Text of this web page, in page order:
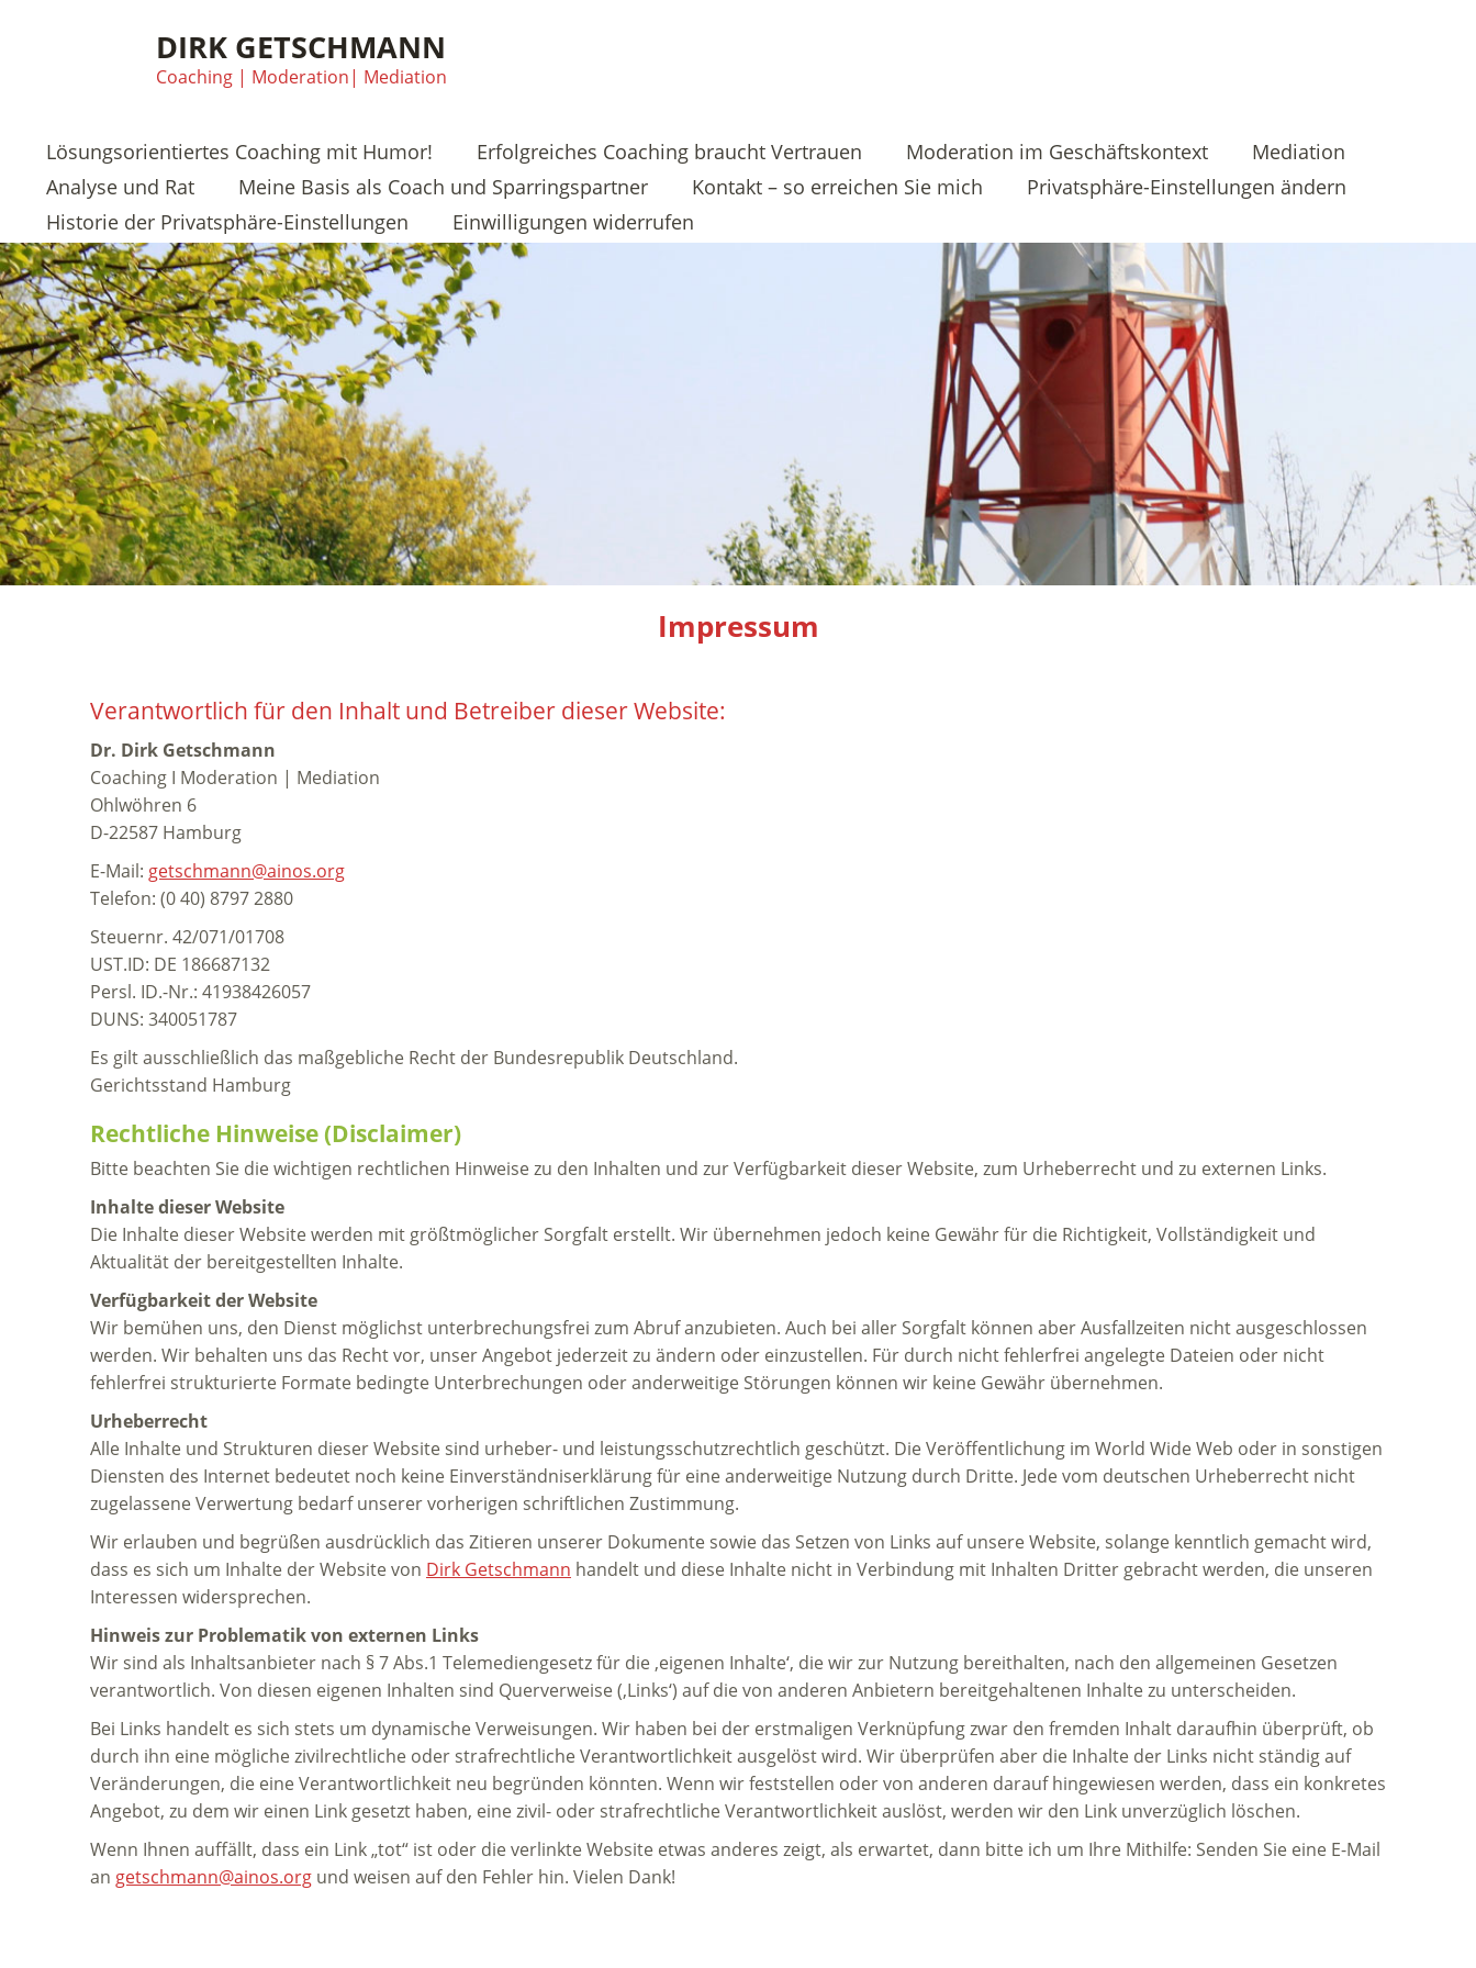
DIRK GETSCHMANN
Coaching | Moderation| Mediation
Lösungsorientiertes Coaching mit Humor! Erfolgreiches Coaching braucht Vertrauen Moderation im Geschäftskontext
Mediation
Analyse und Rat
Meine Basis als Coach und Sparringspartner Kontakt – so erreichen Sie mich
Privatsphäre-Einstellungen ändern
Historie der Privatsphäre-Einstellungen
Einwilligungen widerrufen
Impressum
Verantwortlich für den Inhalt und Betreiber dieser Website:
Dr. Dirk Getschmann
Coaching I Moderation | Mediation
Ohlwöhren 6
D-22587 Hamburg
E-Mail: getschmann@ainos.org
Telefon: (0 40) 8797 2880
Steuernr. 42/071/01708
UST.ID: DE 186687132
Persl. ID.-Nr.: 41938426057
DUNS: 340051787
Es gilt ausschließlich das maßgebliche Recht der Bundesrepublik Deutschland.
Gerichtsstand Hamburg
Rechtliche Hinweise (Disclaimer)
Bitte beachten Sie die wichtigen rechtlichen Hinweise zu den Inhalten und zur Verfügbarkeit dieser Website, zum Urheberrecht und zu externen Links.
Inhalte dieser Website
Die Inhalte dieser Website werden mit größtmöglicher Sorgfalt erstellt. Wir übernehmen jedoch keine Gewähr für die Richtigkeit, Vollständigkeit und
Aktualität der bereitgestellten Inhalte.
Verfügbarkeit der Website
Wir bemühen uns, den Dienst möglichst unterbrechungsfrei zum Abruf anzubieten. Auch bei aller Sorgfalt können aber Ausfallzeiten nicht ausgeschlossen
werden. Wir behalten uns das Recht vor, unser Angebot jederzeit zu ändern oder einzustellen. Für durch nicht fehlerfrei angelegte Dateien oder nicht
fehlerfrei strukturierte Formate bedingte Unterbrechungen oder anderweitige Störungen können wir keine Gewähr übernehmen.
Urheberrecht
Alle Inhalte und Strukturen dieser Website sind urheber- und leistungsschutzrechtlich geschützt. Die Veröffentlichung im World Wide Web oder in sonstigen
Diensten des Internet bedeutet noch keine Einverständniserklärung für eine anderweitige Nutzung durch Dritte. Jede vom deutschen Urheberrecht nicht
zugelassene Verwertung bedarf unserer vorherigen schriftlichen Zustimmung.
Wir erlauben und begrüßen ausdrücklich das Zitieren unserer Dokumente sowie das Setzen von Links auf unsere Website, solange kenntlich gemacht wird,
dass es sich um Inhalte der Website von Dirk Getschmann handelt und diese Inhalte nicht in Verbindung mit Inhalten Dritter gebracht werden, die unseren
Interessen widersprechen.
Hinweis zur Problematik von externen Links
Wir sind als Inhaltsanbieter nach § 7 Abs.1 Telemediengesetz für die ‚eigenen Inhalte‘, die wir zur Nutzung bereithalten, nach den allgemeinen Gesetzen
verantwortlich. Von diesen eigenen Inhalten sind Querverweise (‚Links‘) auf die von anderen Anbietern bereitgehaltenen Inhalte zu unterscheiden.
Bei Links handelt es sich stets um dynamische Verweisungen. Wir haben bei der erstmaligen Verknüpfung zwar den fremden Inhalt daraufhin überprüft, ob
durch ihn eine mögliche zivilrechtliche oder strafrechtliche Verantwortlichkeit ausgelöst wird. Wir überprüfen aber die Inhalte der Links nicht ständig auf
Veränderungen, die eine Verantwortlichkeit neu begründen könnten. Wenn wir feststellen oder von anderen darauf hingewiesen werden, dass ein konkretes
Angebot, zu dem wir einen Link gesetzt haben, eine zivil- oder strafrechtliche Verantwortlichkeit auslöst, werden wir den Link unverzüglich löschen.
Wenn Ihnen auffällt, dass ein Link „tot“ ist oder die verlinkte Website etwas anderes zeigt, als erwartet, dann bitte ich um Ihre Mithilfe: Senden Sie eine E-Mail
an getschmann@ainos.org und weisen auf den Fehler hin. Vielen Dank!